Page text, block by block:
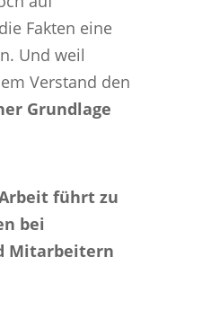
Fakten eine
Und weil
Verstand den
Grundlage
führt zu
bei
Mitarbeitern